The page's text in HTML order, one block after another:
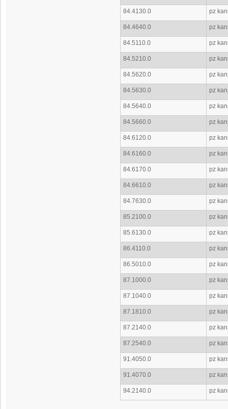
84.4130.0 pz
84.4640.0 pz
84.5110.0 pz
84.5210.0 pz
84.5620.0 pz
84.5630.0 pz
84.5640.0 pz
84.5660.0 pz
84.6120.0 pz
84.6160.0 pz
84.6170.0 pz
84.6610.0 pz
84.7630.0 pz
85.2100.0 pz
85.6130.0 pz
86.4110.0 pz
86.5010.0 pz
87.1000.0 pz
87.1040.0 pz
87.1810.0 pz
87.2140.0 pz
87.2540.0 pz
91.4050.0 pz
91.4070.0 pz
94.2140.0 pz